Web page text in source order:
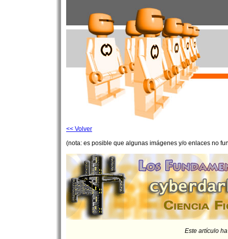
<< Volver
(nota: es posible que algunas imágenes y/o enlaces no
Este artículo